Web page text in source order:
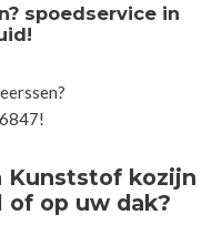
spoedservice in
Kunststof kozijn
of op uw dak?